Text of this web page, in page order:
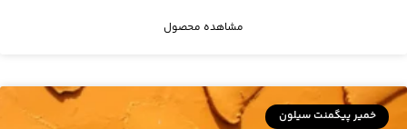
مشاهده محصول
خمیر پیگمنت سیلون